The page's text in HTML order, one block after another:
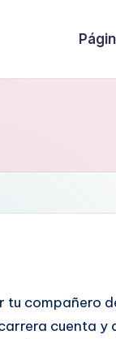
tu compañero
cuenta y